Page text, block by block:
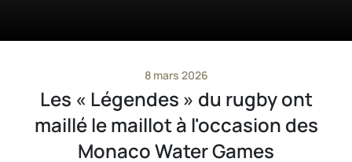
8 mars 2026
Les « Légendes » du rugby ont
maillé le maillot à l'occasion des
Monaco Water Games